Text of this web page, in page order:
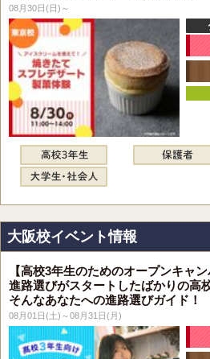
08月30日(日)～
大阪校イベント情報
【高校3年生のためのオープンキャン
進路選びがスタートしたばかりの高
そんなあなたへの進路選びガイド！
08月01日(土)～08月31日(月)